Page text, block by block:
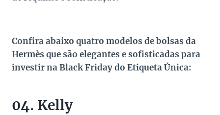
Confira abaixo quatro modelos de bolsas da
Hermès que são elegantes e sofisticadas para
investir na Black Friday do Etiqueta Única:
04. Kelly